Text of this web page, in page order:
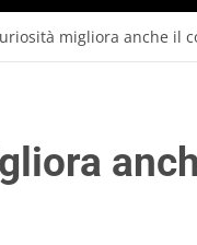
migliora anche il